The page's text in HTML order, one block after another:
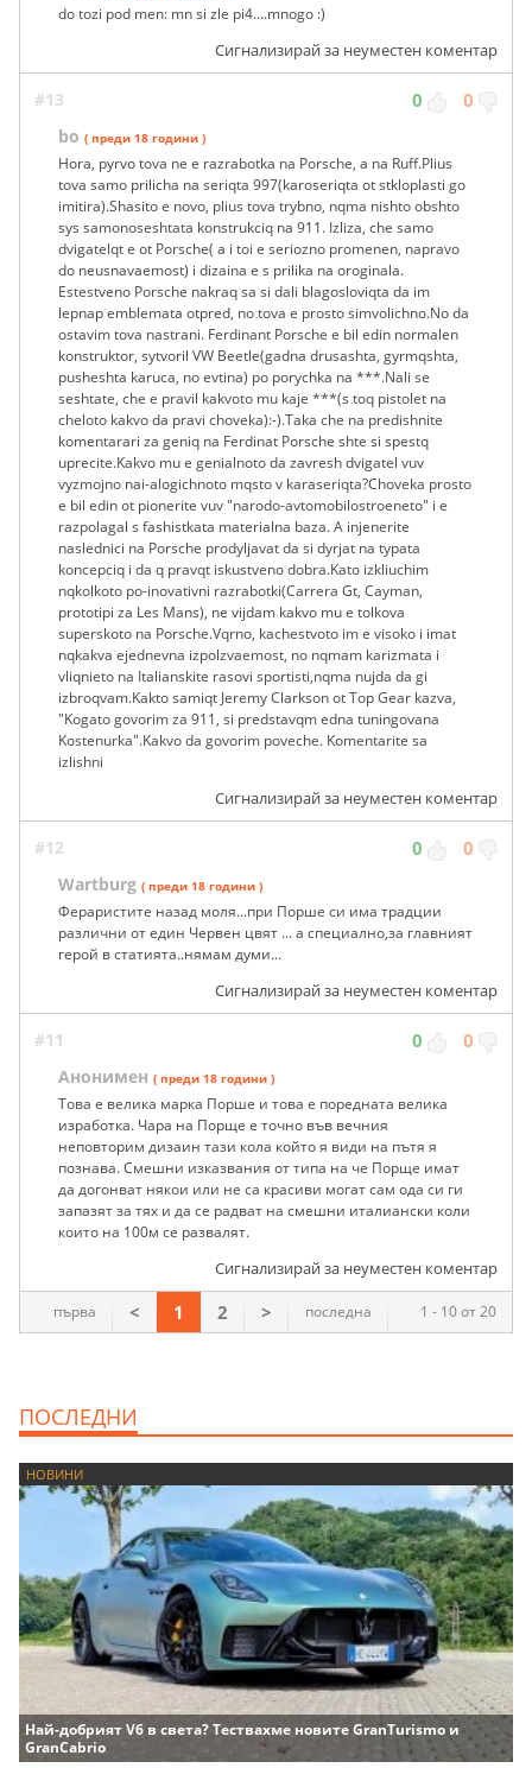
do tozi pod men: mn si zle pi4....mnogo :)
Сигнализирай за неуместен коментар
#13 0 0
bo ( преди 18 години )
Hora, pyrvo tova ne e razrabotka na Porsche, a na Ruff.Plius
tova samo prilicha na seriqta 997(karoseriqta ot stkloplasti go
imitira).Shasito e novo, plius tova trybno, nqma nishto obshto
sys samonoseshtata konstrukciq na 911. Izliza, che samo
dvigatelqt e ot Porsche( a i toi e seriozno promenen, napravo
do neusnavaemost) i dizaina e s prilika na oroginala.
Estestveno Porsche nakraq sa si dali blagosloviqta da im
lepnap emblemata otpred, no tova e prosto simvolichno.No da
ostavim tova nastrani. Ferdinant Porsche e bil edin normalen
konstruktor, sytvoril VW Beetle(gadna drusashta, gyrmqshta,
pusheshta karuca, no evtina) po porychka na ***.Nali se
seshtate, che e pravil kakvoto mu kaje ***(s toq pistolet na
cheloto kakvo da pravi choveka):-).Taka che na predishnite
komentarari za geniq na Ferdinat Porsche shte si spestq
uprecite.Kakvo mu e genialnoto da zavresh dvigatel vuv
vyzmojno nai-alogichnoto mqsto v karaseriqta?Choveka prosto
e bil edin ot pionerite vuv "narodo-avtomobilostroeneto" i e
razpolagal s fashistkata materialna baza. A injenerite
naslednici na Porsche prodyljavat da si dyrjat na typata
koncepciq i da q pravqt iskustveno dobra.Kato izkliuchim
nqkolkoto po-inovativni razrabotki(Carrera Gt, Cayman,
prototipi za Les Mans), ne vijdam kakvo mu e tolkova
superskoto na Porsche.Vqrno, kachestvoto im e visoko i imat
nqkakva ejednevna izpolzvaemost, no nqmam karizmata i
vliqnieto na Italianskite rasovi sportisti,nqma nujda da gi
izbroqvam.Kakto samiqt Jeremy Clarkson ot Top Gear kazva,
"Kogato govorim za 911, si predstavqm edna tuningovana
Kostenurka".Kakvo da govorim poveche. Komentarite sa
izlishni
Сигнализирай за неуместен коментар
#12 0 0
Wartburg ( преди 18 години )
Фераристите назад моля...при Порше си има традции
различни от един Червен цвят ... а специално,за главният
герой в статията..нямам думи...
Сигнализирай за неуместен коментар
#11 0 0
Анонимен ( преди 18 години )
Това е велика марка Порше и това е поредната велика
изработка. Чара на Порще е точно във вечния
неповторим дизаин тази кола който я види на пътя я
познава. Смешни изказвания от типа на че Порще имат
да догонват някои или не са красиви могат сам ода си ги
запазят за тях и да се радват на смешни италиански коли
които на 100м се развалят.
Сигнализирай за неуместен коментар
1 - 10 от 20
първа < 1 2 > последна
ПОСЛЕДНИ
НОВИНИ
Най-добрият V6 в света? Тествахме новите GranTurismo и
GranCabrio